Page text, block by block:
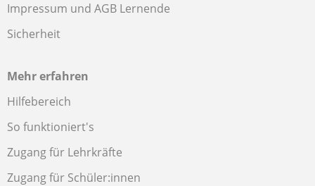
Impressum und AGB Lernende
Sicherheit
Mehr erfahren
Hilfebereich
So funktioniert's
Zugang für Lehrkräfte
Zugang für Schüler:innen